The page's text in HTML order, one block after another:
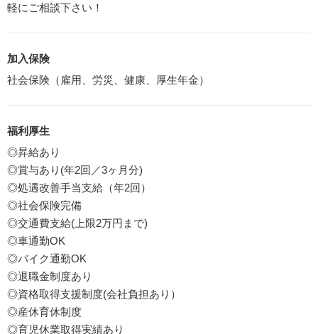
軽にご相談下さい！
加入保険
社会保険（雇用、労災、健康、厚生年金）
福利厚生
◎昇給あり
◎賞与あり(年2回／3ヶ月分)
◎処遇改善手当支給（年2回）
◎社会保険完備
◎交通費支給(上限2万円まで)
◎車通勤OK
◎バイク通勤OK
◎退職金制度あり
◎資格取得支援制度(会社負担あり）
◎産休育休制度
◎育児休業取得実績あり